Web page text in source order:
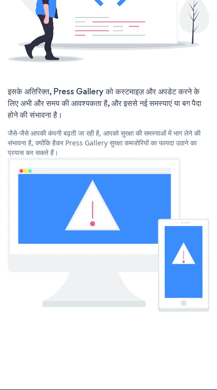
इसके अतिरिक्त, Press Gallery को कस्टमाइज़ और अपडेट करने के
लिए अभी और समय की आवश्यकता है, और इससे नई समस्याएं या बग पैदा
होने की संभावना है।
जैसे-जैसे आपकी कंपनी बढ़ती जा रही है, आपको सुरक्षा की समस्याओं में भाग लेने की
संभावना है, क्योंकि हैकर Press Gallery सुरक्षा कमजोरियों का फायदा उठाने का
प्रयास कर सकते हैं।